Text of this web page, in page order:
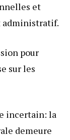
et
administratif.
pour
sur les
incertain: la
demeure